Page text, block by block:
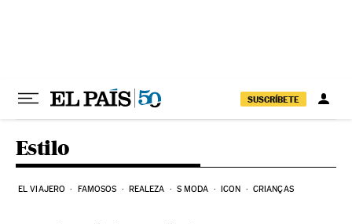
SUSCRÍBETE
Estilo
EL VIAJERO FAMOSOS REALEZA S MODA ICON CRIANÇAS